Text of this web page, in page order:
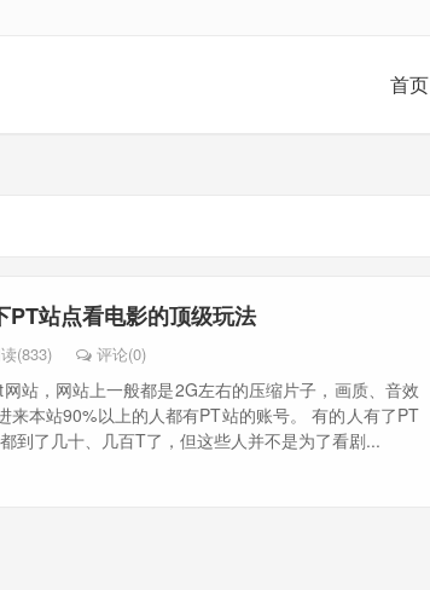
首页
PT站点看电影的顶级玩法
(833) 评论(0)
站，网站上一般都是2G左右的压缩片子，画质、音效
来本站90%以上的人都有PT站的账号。 有的人有了PT
到了几十、几百T了，但这些人并不是为了看剧...